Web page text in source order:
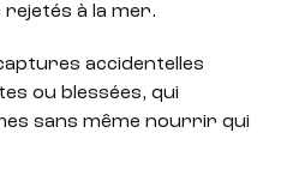
à la mer.
accidentelles
ou blessées, qui
sans même nourrir qui